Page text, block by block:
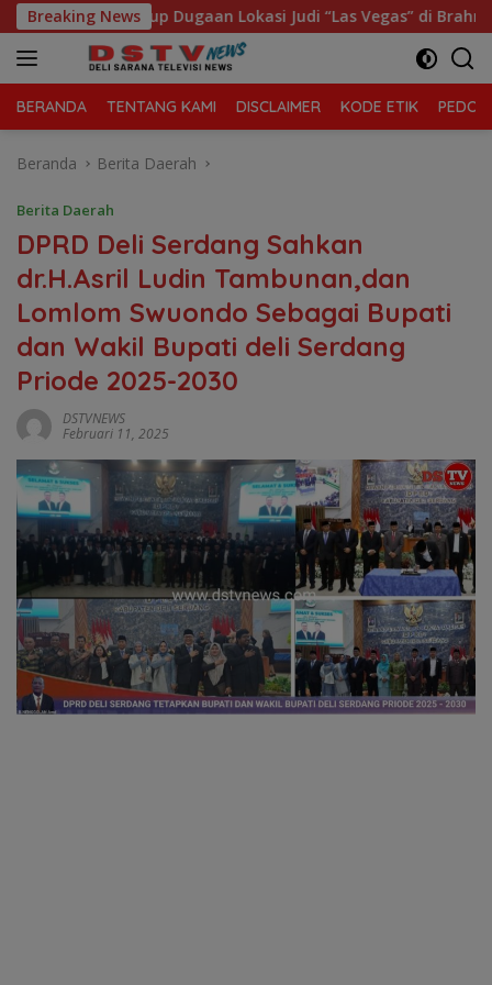
Langsung
ke
konten
Breaking News
Tutup Dugaan Lokasi Judi “Las Vegas” di Brahrang Binjai
BERANDA TENTANG KAMI DISCLAIMER KODE ETIK
Beranda Berita Daerah
Berita Daerah
DPRD Deli Serdang Sahkan
dr.H.Asril Ludin Tambunan,dan
Lomlom Swuondo Sebagai Bupati
dan Wakil Bupati deli Serdang
Priode 2025-2030
DSTVNEWS
Februari 11, 2025